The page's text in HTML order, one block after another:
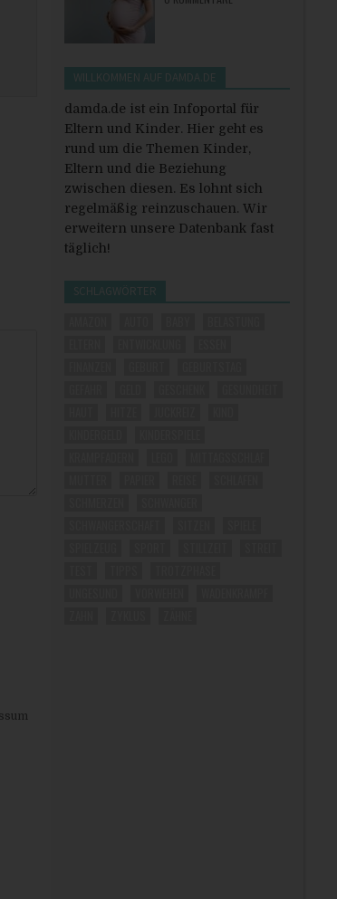
WILLKOMMEN AUF DAMDA.DE
damda.de ist ein Infoportal für
Eltern und Kinder. Hier geht es
rund um die Themen Kinder,
Eltern und die Beziehung
zwischen diesen. Es lohnt sich
regelmäßig reinzuschauen. Wir
erweitern unsere Datenbank fast
täglich!
SCHLAGWÖRTER